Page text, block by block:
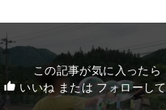
この記事が気に入ったら
いいね または フォローして